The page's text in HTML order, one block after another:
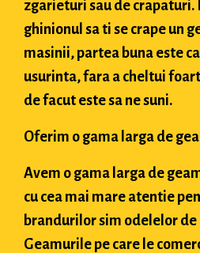
zgarieturi sau de crapaturi.
ghinionul sa ti se crape un
masinii, partea buna este
usurinta, fara a cheltui
de facut este sa ne suni.
Oferim o gama larga de
Avem o gama larga de
cu cea mai mare atentie
brandurilor sim odelelor
Geamurile pe care le